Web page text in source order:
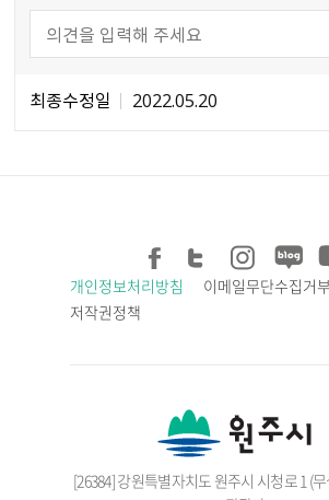
최종수정일 2022.05.20
개인정보처리방침
이메일무단수집거부
저작권정책
[26384] 강원특별자치도 원주시 시청로 1 (